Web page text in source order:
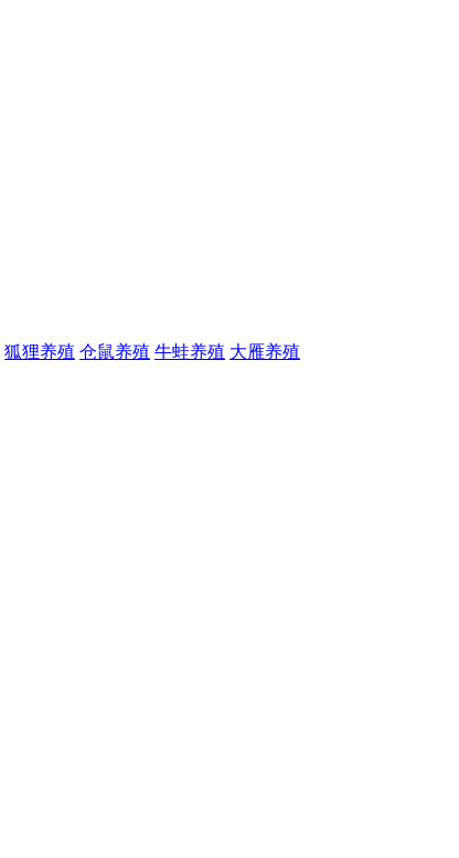
狐狸养殖 仓鼠养殖 牛蛙养殖 大雁养殖